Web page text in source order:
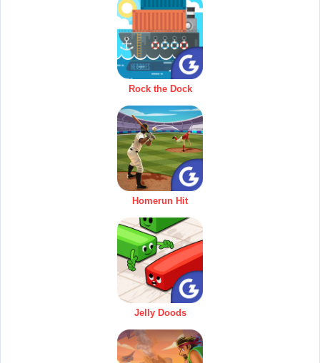
Rock the Dock
Homerun Hit
Jelly Doods